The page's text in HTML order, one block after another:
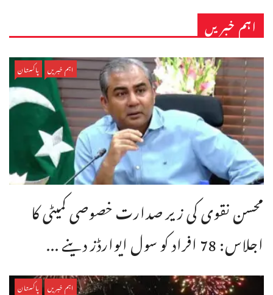
اہم خبریں
اہم خبریں پاکستان
محسن نقوی کی زیر صدارت خصوصی کمیٹی کا
اجلاس: 78 افراد کو سول ایوارڈز دینے ...
اہم خبریں پاکستان